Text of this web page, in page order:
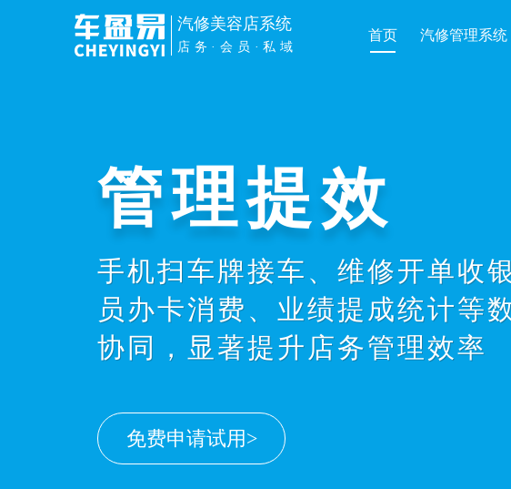
汽修美容店系统
店务·会员·私域
首页 汽修管理系统
管理提效
手机扫车牌接车、维修开单收
员办卡消费、业绩提成统计等
协同，显著提升店务管理效率
免费申请试用>